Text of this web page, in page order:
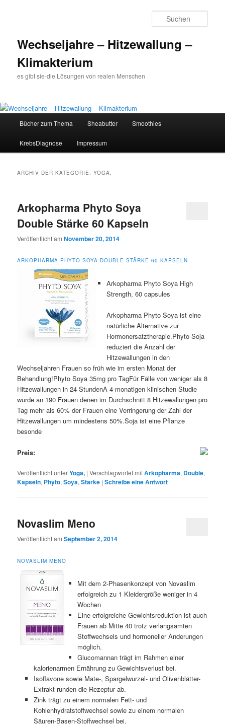
Wechseljahre – Hitzewallung –
Klimakterium
es gibt sie-die Lösungen von realen Menschen
Zum
Inhalt
Zum
sekundären
Bücher zum Thema Sheabutter Smoothies
KrebsDiagnose Impressum
ARCHIV DER KATEGORIE:YOGA,
Arkopharma Phyto Soya
Double Stärke 60 Kapseln
Veröffentlicht amNovember 20, 2014
ARKOPHARMA PHYTO SOYA DOUBLE STÄRKE 60 KAPSELN
Arkopharma Phyto Soya High
Strength, 60 capsules
Arkopharma Phyto Soya ist eine
natürliche Alternative zur
Hormonersatztherapie.Phyto Soja
reduziert die Anzahl der
Hitzewallungen in den
Wechseljahren Frauen so früh wie im ersten Monat der
Behandlung!Phyto Soya 35mg pro TagFür Fälle von weniger als 8
Hitzewallungen in 24 StundenA 4-monatigen klinischen Studie
wurde an 190 Frauen denen im Durchschnitt 8 Hitzewallungen pro
Tag mehr als 60% der Frauen eine Verringerung der Zahl der
Hitzewallungen um mindestens 50%.Soja ist eine Pflanze
besonde
Preis:
Veröffentlicht unterYoga, |Verschlagwortet mitArkopharma, Double,
Kapseln, Phyto,Soya,Starke |Schreibe eine Antwort
Novaslim Meno
Veröffentlicht amSeptember 2, 2014
NOVASLIM MENO
Mit dem 2-Phasenkonzept von Novaslim
erfolgreich zu 1 Kleidergröße weniger in 4
Wochen
Eine erfolgreiche Gewichtsreduktion ist auch
Frauen ab Mitte 40 trotz verlangsamten
Stoffwechsels und hormoneller Änderungen
möglich.
Glucomannan trägt im Rahmen einer
kalorienarmen Ernährung zu Gewichtsverlust bei.
Isoflavone sowie Mate-, Spargelwurzel- und Olivenblätter-
Extrakt runden die Rezeptur ab.
Zink trägt zu einem normalen Fett- und
Kohlenhydratstoffwechsel sowie zu einem normalen
Säuren-Basen-Stoffwechsel bei.